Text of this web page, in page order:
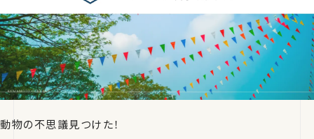
動物の不思議見つけた！